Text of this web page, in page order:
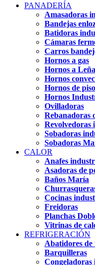
PANADERÍA
Amasadoras
Bandejas
Batidoras
Cámaras
Carros
Hornos a gas
Hornos a Leña
Hornos
Hornos de piso
Hornos
Ovilladoras
Rebanadoras
Revolvedoras
Sobadoras
Sobadoras
CALOR
Anafes
Asadoras de
Baños María
Cocinas
Freidoras
Planchas
Vitrinas de
REFRIGERACIÓN
Abatidores
Barquilleras
Congeladoras